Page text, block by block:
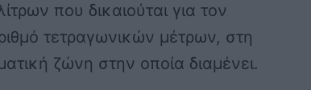
που δικαιούται για τον
τετραγωνικών μέτρων, στη
ζώνη στην οποία διαμένει.